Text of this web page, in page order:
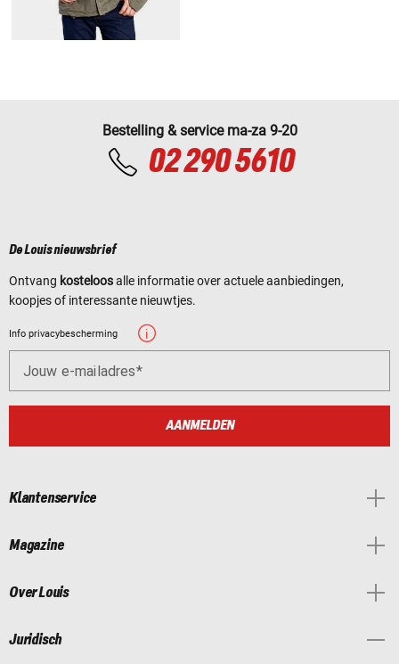
Bestelling & service ma-za 9-20
02 290 5610
De Louis nieuwsbrief
Ontvang kosteloosalle informatie over actuele aanbiedingen,
koopjes of interessante nieuwtjes.
Info privacybescherming
Jouw e-mailadres
AANMELDEN
Klantenservice
Magazine
Over Louis
Juridisch